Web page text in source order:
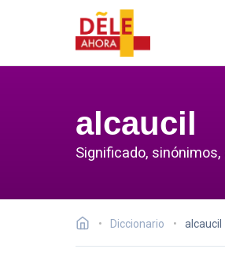
alcaucil
Significado,
Diccionario alcaucil